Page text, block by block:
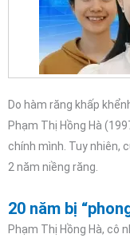
Do hàm răng khấp
Phạm Thị Hồng Hà
chính mình. Tuy nhiên,
2 năm niềng răng.
20 năm bị
Phạm Thị Hồng Hà, cô